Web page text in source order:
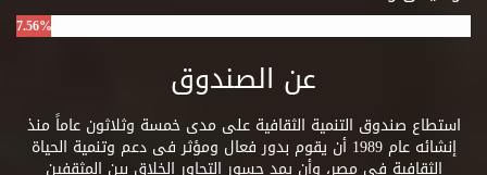
7.56%
عن الصندوق
استطاع صندوق التنمية الثقافية على مدى خمسة وثلاثون عاماً منذ
إنشائه عام 1989 أن يقوم بدور فعال ومؤثر فى دعم وتنمية الحياة